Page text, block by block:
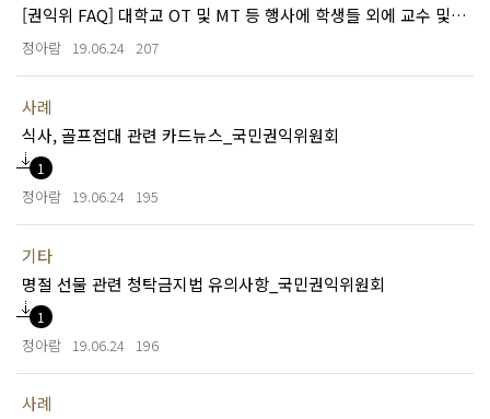
[권익위 FAQ] 대학교 OT 및 MT 등 행사에 학생들 외에 교수 및 교직원들이 참석하는 경우
정아람 19.06.24 207
사례
식사, 골프접대 관련 카드뉴스_국민권익위원회
1
정아람 19.06.24 195
기타
명절 선물 관련 청탁금지법 유의사항_국민권익위원회
1
정아람 19.06.24 196
사례